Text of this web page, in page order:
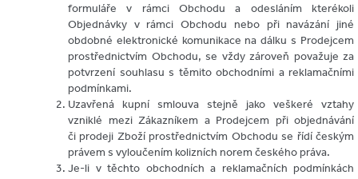
formuláře v rámci Obchodu a odesláním kterékoli
Objednávky v rámci Obchodu nebo při navázání jiné
obdobné elektronické komunikace na dálku s Prodejcem
prostřednictvím Obchodu, se vždy zároveň považuje za
potvrzení souhlasu s těmito obchodními a reklamačními
podmínkami.
Uzavřená kupní smlouva stejně jako veškeré vztahy
vzniklé mezi Zákazníkem a Prodejcem při objednávání
či prodeji Zboží prostřednictvím Obchodu se řídí českým
právem s vyloučením kolizních norem českého práva.
Je-li v těchto obchodních a reklamačních podmínkách